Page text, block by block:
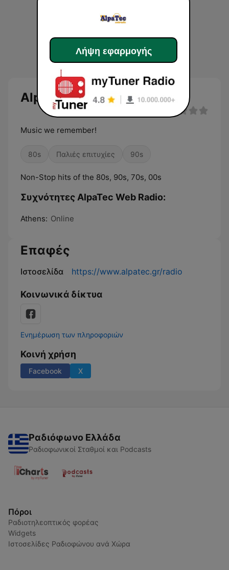
AlpaTec Web Radio
Music we remember!
80s Παλιές επιτυχίες 90s
Non-Stop hits of the 80s, 90s, 70s, 00s
Συχνότητες AlpaTec Web Radio:
Athens: Online
Επαφές
Ιστοσελίδα https://www.alpatec.gr/radio
Κοινωνικά δίκτυα
Ενημέρωση των πληροφοριών
Κοινή χρήση
Facebook X
Ραδιόφωνο Ελλάδα
Ραδιοφωνικοί Σταθμοί και Podcasts
Πόροι
Ραδιοτηλεοπτικός φορέας
Widgets
Ιστοσελίδες Ραδιοφώνου ανά Χώρα
Λήψη εφαρμογής